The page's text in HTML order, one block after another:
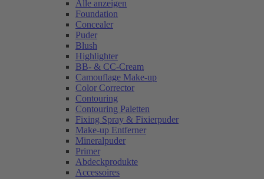
Alle anzeigen
Foundation
Concealer
Puder
Blush
Highlighter
BB- & CC-Cream
Camouflage Make-up
Color Corrector
Contouring
Contouring Paletten
Fixing Spray & Fixierpuder
Make-up Entferner
Mineralpuder
Primer
Abdeckprodukte
Accessoires